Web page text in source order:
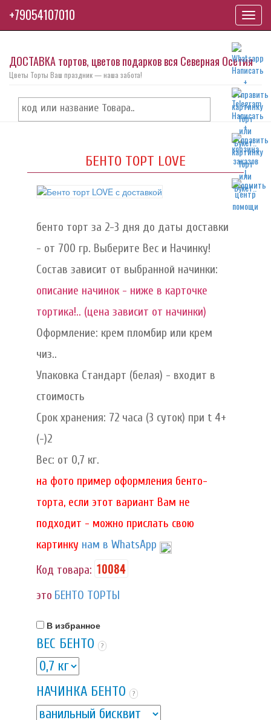
ДОСТАВКА тортов, цветов подарков вся Северная Осетия
Цветы Торты Ваш праздник — наша забота!
БЕНТО ТОРТ LOVE
бенто торт за 2-3 дня до даты доставки
- от 700 гр. Выберите Вес и Начинку!
Состав зависит от выбранной начинки:
описание начинок - ниже в карточке
тортика!.. (цена зависит от начинки)
Оформление: крем пломбир или крем
чиз..
Упаковка Стандарт (белая) - входит в
стоимость
Срок хранения: 72 часа (3 суток) при t 4+
(-)2
Вес: от 0,7 кг.
на фото пример оформления бенто-
торта, если этот вариант Вам не
подходит - можно прислать свою
картинку нам в WhatsApp
Код товара: 10084
это БЕНТО ТОРТЫ
В избранное
ВЕС БЕНТО ?
НАЧИНКА БЕНТО ?
+79054107010